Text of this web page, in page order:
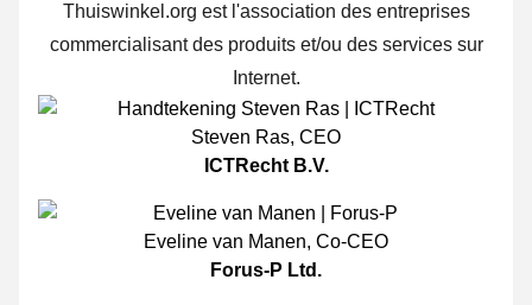
Thuiswinkel.org est l'association des entreprises
commercialisant des produits et/ou des services sur
Internet.
Steven Ras, CEO
ICTRecht B.V.
Eveline van Manen, Co-CEO
Forus-P Ltd.